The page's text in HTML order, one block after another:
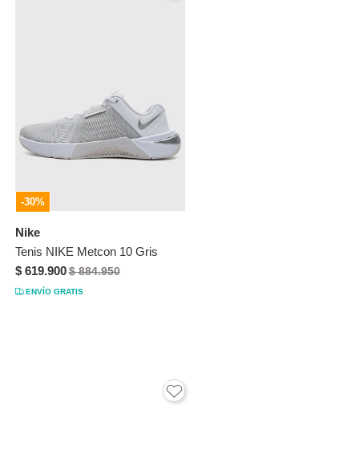
-30%
Nike
Tenis NIKE Metcon 10 Gris
$ 619.900$ 884.950
ENVÍO GRATIS